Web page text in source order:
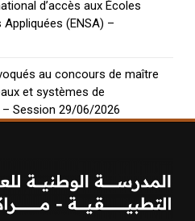
d’accès aux Écoles
(ENSA) –
au concours de maître
et systèmes de
Session 29/06/2026